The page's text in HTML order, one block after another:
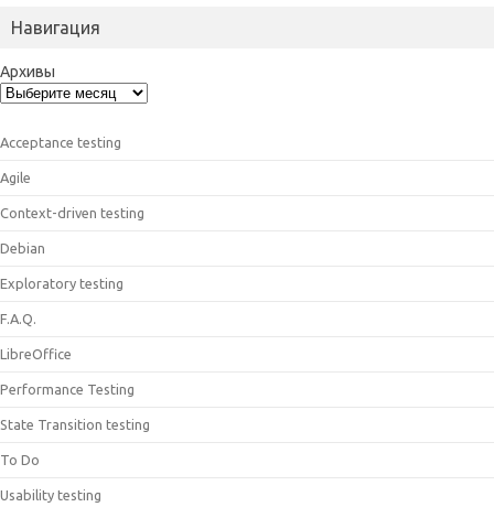
Навигация
Архивы
Acceptance testing
Agile
Context-driven testing
Debian
Exploratory testing
F.A.Q.
LibreOffice
Performance Testing
State Transition testing
To Do
Usability testing